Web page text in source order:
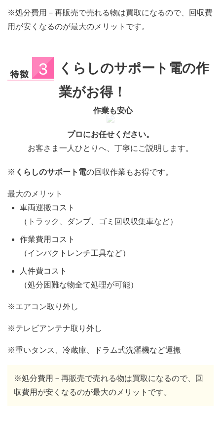
※処分費用－再販売で売れる物は買取になるので、回収費
用が安くなるのが最大のメリットです。
くらしのサポート電の作
業がお得！
作業も安心
プロにお任せください。
お客さま一人ひとりへ、丁寧にご説明します。
※ くらしのサポート電の回収作業もお得です。
最大のメリット
車両運搬コスト
（トラック、ダンプ、ゴミ回収収集車など）
作業費用コスト
（インパクトレンチ工具など）
人件費コスト
（処分困難な物全て処理が可能）
※エアコン取り外し
※テレビアンテナ取り外し
※重いタンス、冷蔵庫、ドラム式洗濯機など運搬
※処分費用－再販売で売れる物は買取になるので、回
収費用が安くなるのが最大のメリットです。